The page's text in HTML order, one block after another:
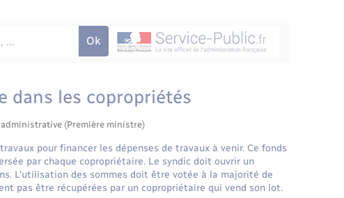
dans les copropriétés
(Première ministre)
pour financer les dépenses de travaux à venir. Ce fonds
par chaque copropriétaire. Le syndic doit ouvrir un
L'utilisation des sommes doit être votée à la majorité de
pas être récupérées par un copropriétaire qui vend son lot.